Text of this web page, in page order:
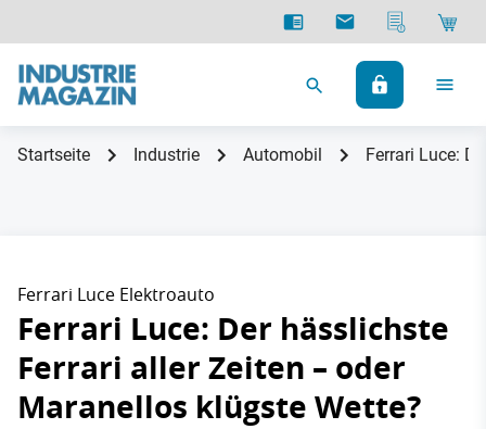
Startseite Industrie Automobil Ferrari Luce:
Ferrari Luce Elektroauto
Ferrari Luce: Der hässlichste
Ferrari aller Zeiten – oder
Maranellos klügste Wette?